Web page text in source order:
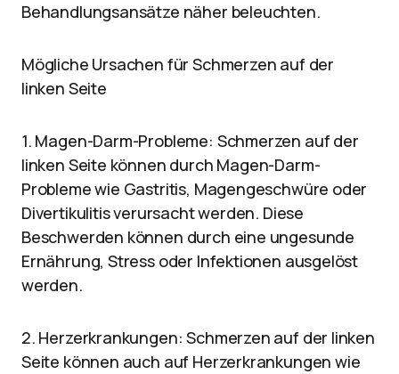
Behandlungsansätze näher beleuchten.
Mögliche Ursachen für Schmerzen auf der
linken Seite
1. Magen-Darm-Probleme: Schmerzen auf der
linken Seite können durch Magen-Darm-
Probleme wie Gastritis, Magengeschwüre oder
Divertikulitis verursacht werden. Diese
Beschwerden können durch eine ungesunde
Ernährung, Stress oder Infektionen ausgelöst
werden.
2. Herzerkrankungen: Schmerzen auf der linken
Seite können auch auf Herzerkrankungen wie